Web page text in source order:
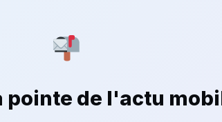
pointe de l'actu